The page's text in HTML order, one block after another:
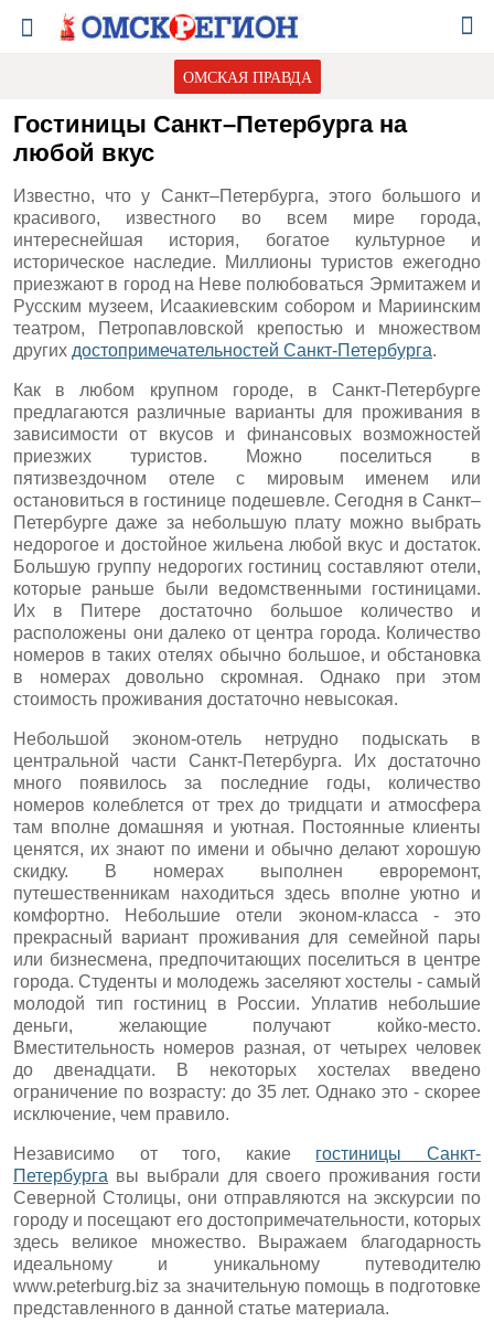
ОМСКАЯ ПРАВДА
Гостиницы Санкт–Петербурга на
любой вкус
Известно, что у Санкт–Петербурга, этого большого и
красивого, известного во всем мире города,
интереснейшая история, богатое культурное и
историческое наследие. Миллионы туристов ежегодно
приезжают в город на Неве полюбоваться Эрмитажем и
Русским музеем, Исаакиевским собором и Мариинским
театром, Петропавловской крепостью и множеством
других достопримечательностей Санкт-Петербурга.
Как в любом крупном городе, в Санкт-Петербурге
предлагаются различные варианты для проживания в
зависимости от вкусов и финансовых возможностей
приезжих туристов. Можно поселиться в
пятизвездочном отеле с мировым именем или
остановиться в гостинице подешевле. Сегодня в Санкт–
Петербурге даже за небольшую плату можно выбрать
недорогое и достойное жильена любой вкус и достаток.
Большую группу недорогих гостиниц составляют отели,
которые раньше были ведомственными гостиницами.
Их в Питере достаточно большое количество и
расположены они далеко от центра города. Количество
номеров в таких отелях обычно большое, и обстановка
в номерах довольно скромная. Однако при этом
стоимость проживания достаточно невысокая.
Небольшой эконом-отель нетрудно подыскать в
центральной части Санкт-Петербурга. Их достаточно
много появилось за последние годы, количество
номеров колеблется от трех до тридцати и атмосфера
там вполне домашняя и уютная. Постоянные клиенты
ценятся, их знают по имени и обычно делают хорошую
скидку. В номерах выполнен евроремонт,
путешественникам находиться здесь вполне уютно и
комфортно. Небольшие отели эконом-класса - это
прекрасный вариант проживания для семейной пары
или бизнесмена, предпочитающих поселиться в центре
города. Студенты и молодежь заселяют хостелы - самый
молодой тип гостиниц в России. Уплатив небольшие
деньги, желающие получают койко-место.
Вместительность номеров разная, от четырех человек
до двенадцати. В некоторых хостелах введено
ограничение по возрасту: до 35 лет. Однако это - скорее
исключение, чем правило.
Независимо от того, какие гостиницы Санкт-
Петербурга вы выбрали для своего проживания гости
Северной Столицы, они отправляются на экскурсии по
городу и посещают его достопримечательности, которых
здесь великое множество. Выражаем благодарность
идеальному и уникальному путеводителю
www.peterburg.biz за значительную помощь в подготовке
представленного в данной статье материала.